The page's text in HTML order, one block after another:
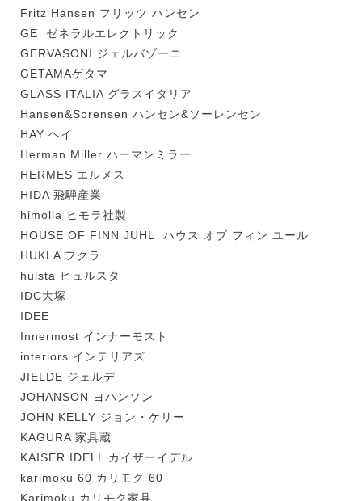
Fritz Hansen フリッツ ハンセン
GE ゼネラルエレクトリック
GERVASONI ジェルバゾーニ
GETAMAゲタマ
GLASS ITALIA グラスイタリア
Hansen&Sorensen ハンセン&ソーレンセン
HAY ヘイ
Herman Miller ハーマンミラー
HERMES エルメス
HIDA 飛騨産業
himolla ヒモラ社製
HOUSE OF FINN JUHL ハウス オブ フィン ユール
HUKLA フクラ
hulsta ヒュルスタ
IDC大塚
IDEE
Innermost インナーモスト
interiors インテリアズ
JIELDE ジェルデ
JOHANSON ヨハンソン
JOHN KELLY ジョン・ケリー
KAGURA 家具蔵
KAISER IDELL カイザーイデル
karimoku 60 カリモク 60
Karimoku カリモク家具